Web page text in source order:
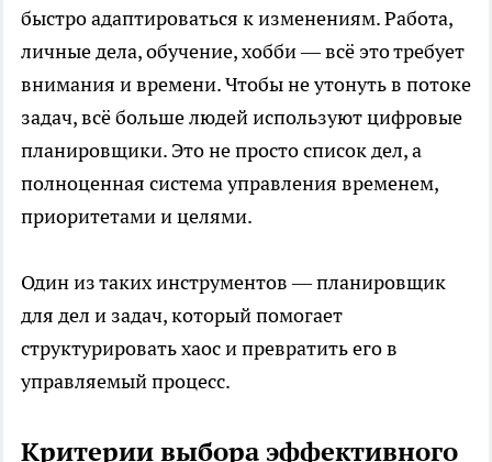
быстро адаптироваться к изменениям. Работа,
личные дела, обучение, хобби — всё это требует
внимания и времени. Чтобы не утонуть в потоке
задач, всё больше людей используют цифровые
планировщики. Это не просто список дел, а
полноценная система управления временем,
приоритетами и целями.
Один из таких инструментов —планировщик
для дел и задач, который помогает
структурировать хаос и превратить его в
управляемый процесс.
Критерии выбора эффективного